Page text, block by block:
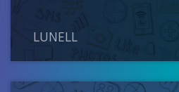
LUNELL